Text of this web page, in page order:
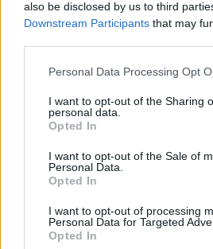
also be disclosed by us to third
Downstream Participants that may
Personal Data Processing Opt
I want to opt-out of the Sharing
personal data.
Opted In
I want to opt-out of the Sale of
Personal Data.
Opted In
I want to opt-out of processing
Personal Data for Targeted
Opted In
Žinios | Lietuvos diena
Savaitės vidurys nusimato
Žinios | Orai
V. Zalužno pasisakymą laiko
Ukrainos politikoje: jis yra neteisus
Laidos | Nauja diena